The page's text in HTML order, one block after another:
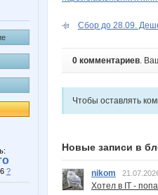
?
Сбор до 28.09.
0 комментариев.
Чтобы оставлять
Новые записи в
nikom
Хотел в IT -